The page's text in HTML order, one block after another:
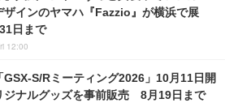
ザインのヤマハ『Fazzio』が横浜で展
日まで
12:00
GSX-S/Rミーティング2026」10月11日開
ジナルグッズを事前販売 8月19日まで